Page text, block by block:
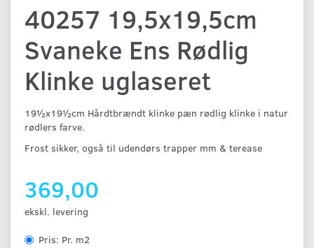
40257 19,5x19,5cm
Svaneke Ens Rødlig
Klinke uglaseret
19½x19½cm Hårdtbrændt klinke pæn rødlig klinke i natur
rødlers farve.
Frost sikker, også til udendørs trapper mm & terease
369,00
ekskl. levering
Pris: Pr. m2